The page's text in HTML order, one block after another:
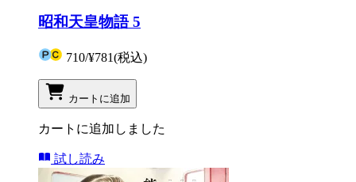
昭和天皇物語 5
710/¥781(税込)
カートに追加
カートに追加しました
試し読み